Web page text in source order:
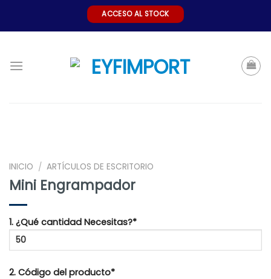
ACCESO AL STOCK
INICIO / ARTÍCULOS DE ESCRITORIO
Mini Engrampador
1. ¿Qué cantidad Necesitas?*
2. Código del producto*